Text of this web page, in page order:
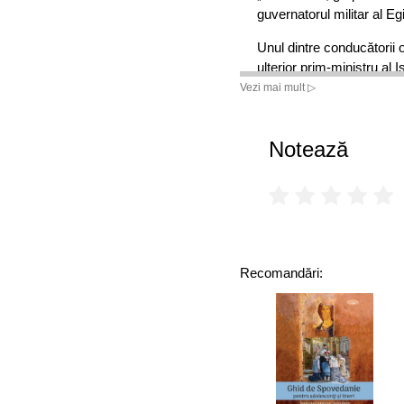
guvernatorul militar al
Unul dintre conducătorii
ulterior prim-ministru al
socotită a doua, după
Vezi mai mult ▷
Notează
Recomandări: